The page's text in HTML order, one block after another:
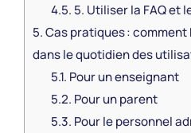
4.5. 5. Utiliser la FAQ et
5.Cas pratiques : comment
dans le quotidien des
5.1. Pour un enseignant
5.2. Pour un parent
5.3. Pour le personnel